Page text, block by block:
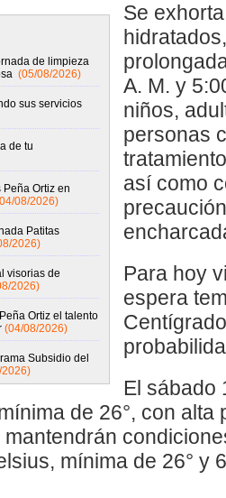
de limpieza
(05/08/2026)
sus servicios
de tu
Ortiz en
08/2026)
Patitas
2026)
visorias de
2026)
Ortiz el talento
(04/08/2026)
Subsidio del
Se
A. M. y
niños,
personas
así como
Para hoy
espera
El sábado
de 26°, con alta
mínima de 26° y